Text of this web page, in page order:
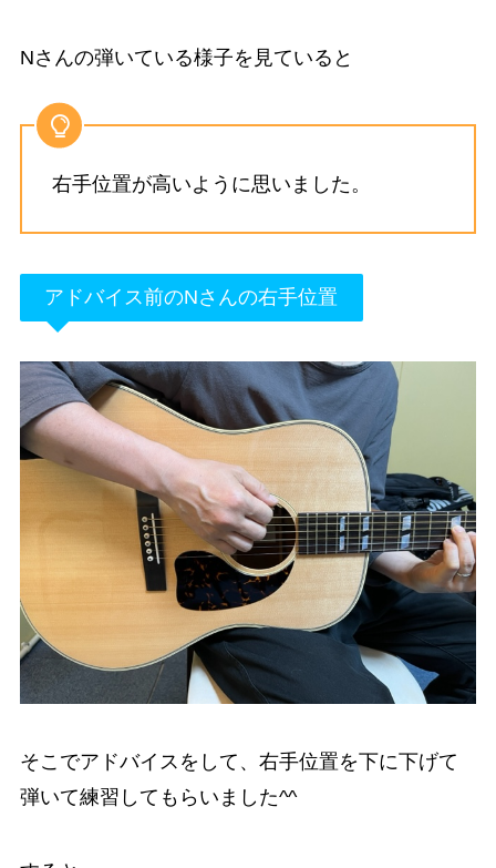
Nさんの弾いている様子を見ていると
右手位置が高いように思いました。
アドバイス前のNさんの右手位置
そこでアドバイスをして、右手位置を下に下げて
弾いて練習してもらいました^^